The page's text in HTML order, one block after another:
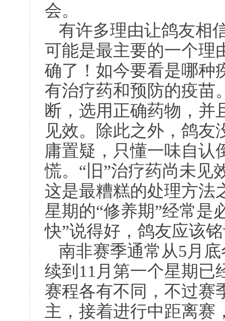
会。
有许多理由让鸽友相
可能是最主要的一个理
确了！如今要看是哪种
有治疗药和预防的疫苗
断，选用正确药物，并
见效。除此之外，鸽友
庸置疑，只懂一味自认
慌。“旧”治疗药尚未见
这是最糟糕的处理方法
星期的“修养期”经常是
快”说得好，鸽友应该
南非赛季通常从5月
续到 11 月第一个星期已
赛程各有不同，不过赛
主，接着进行中距离赛